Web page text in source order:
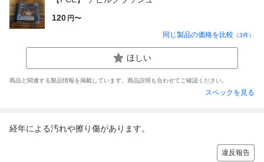
120 円〜
同じ製品の価格を比較 （3件）
ほしい
商品と関連する製品情報を掲載しています。商品説明も合わせてご確認ください。
スペックを見る
経年による汚れや擦り傷があります。
違反報告